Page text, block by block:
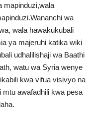
mapinduzi,wala
wa
wala hawakukubali
ya majeruhi katika wiki
udhalilishaji wa Baathi
watu wa Syria wenye
kwa vifua visivyo na
mtu awafadhili kwa pesa